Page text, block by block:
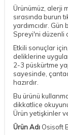
Ürünümüz, alerji
sırasında burun
yardımcıdır.
Spreyi'ni düzenli
Etkili sonuçlar
deliklerine
2-3 püskürtme
sayesinde,
hazırdır.
Bu ürünü
dikkatlice
Ürün yetişkinler
Ürün Adı Osisoft